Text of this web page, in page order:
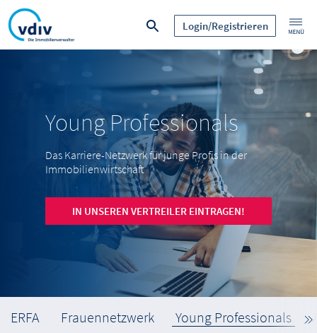
Login/Registrieren
Young Professionals
Das Karriere-Netzwerk für junge Profis in der
Immobilienwirtschaft
IN UNSEREN VERTREILER EINTRAGEN!
ERFA Frauennetzwerk Young Professionals